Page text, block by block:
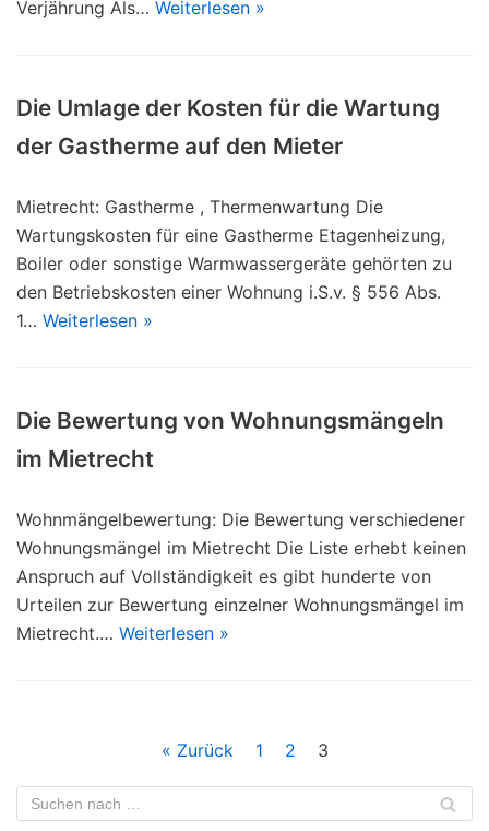
Verjährung Als… Weiterlesen »
Die Umlage der Kosten für die Wartung
der Gastherme auf den Mieter
Mietrecht: Gastherme , Thermenwartung Die
Wartungskosten für eine Gastherme Etagenheizung,
Boiler oder sonstige Warmwassergeräte gehörten zu
den Betriebskosten einer Wohnung i.S.v. § 556 Abs.
1… Weiterlesen »
Die Bewertung von Wohnungsmängeln
im Mietrecht
Wohnmängelbewertung: Die Bewertung verschiedener
Wohnungsmängel im Mietrecht Die Liste erhebt keinen
Anspruch auf Vollständigkeit es gibt hunderte von
Urteilen zur Bewertung einzelner Wohnungsmängel im
Mietrecht.… Weiterlesen »
« Zurück 1 2 3